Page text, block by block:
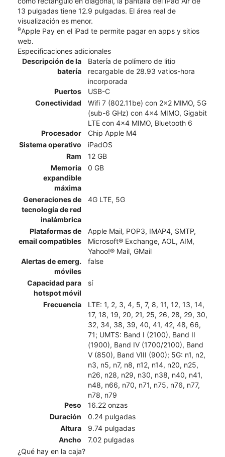
13 pulgadas tiene 12.9 pulgadas. El área real de
visualización es menor.
9Apple Pay en el iPad te permite pagar en apps y sitios
web.
Especificaciones adicionales
Descripción de la
batería
Batería de polímero de litio
recargable de 28.93 vatios-hora
incorporada
Puertos
USB-C
Conectividad
Wifi 7 (802.11be) con 2x2 MIMO, 5G
(sub-6 GHz) con 4x4 MIMO, Gigabit
LTE con 4x4 MIMO, Bluetooth 6
Procesador
Chip Apple M4
Sistema operativo
iPadOS
Ram
12 GB
Memoria
expandible
máxima
0 GB
Generaciones de
tecnología de red
inalámbrica
4G LTE, 5G
Plataformas de
email compatibles
Apple Mail, POP3, IMAP4, SMTP,
Microsoft® Exchange, AOL, AIM,
Yahoo!® Mail, GMail
Alertas de emerg.
móviles
false
Capacidad para
hotspot móvil
sí
Frecuencia
LTE: 1, 2, 3, 4, 5, 7, 8, 11, 12, 13, 14,
17, 18, 19, 20, 21, 25, 26, 28, 29, 30,
32, 34, 38, 39, 40, 41, 42, 48, 66,
71; UMTS: Band I (2100), Band II
(1900), Band IV (1700/2100), Band
V (850), Band VIII (900); 5G: n1, n2,
n3, n5, n7, n8, n12, n14, n20, n25,
n26, n28, n29, n30, n38, n40, n41,
n48, n66, n70, n71, n75, n76, n77,
n78, n79
Peso
16.22 onzas
Duración
0.24 pulgadas
Altura
9.74 pulgadas
Ancho
7.02 pulgadas
¿Qué hay en la caja?